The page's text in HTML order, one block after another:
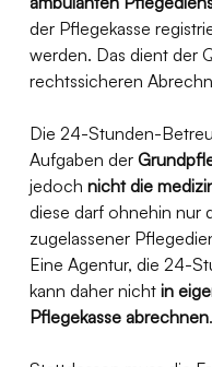
der Pflegekasse
werden. Das dient der
rechtssicheren
Die 24-Stunden-
Aufgaben der
jedoch nicht die
diese darf ohnehin nur
zugelassener
Eine Agentur, die 24-
kann daher nicht in
Pflegekasse abrechnen.